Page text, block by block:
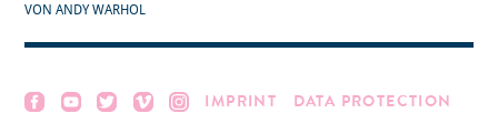
VON ANDY WARHOL
IMPRINT DATA PROTECTION